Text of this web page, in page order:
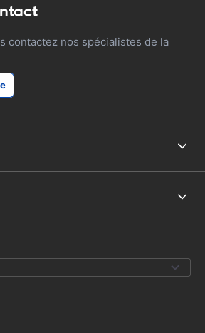
contactez nos spécialistes de la